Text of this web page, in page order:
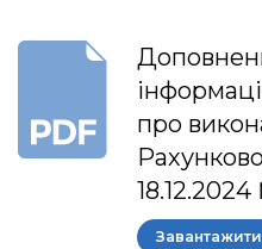
про
Завантажити